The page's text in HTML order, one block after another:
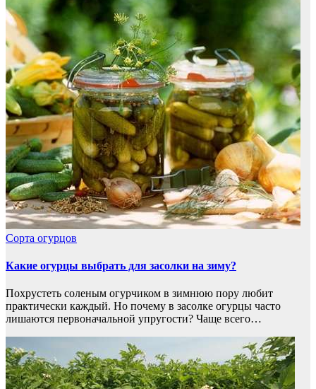
Сорта огурцов
Какие огурцы выбрать для засолки на зиму?
Похрустеть соленым огурчиком в зимнюю пору любит
практически каждый. Но почему в засолке огурцы часто
лишаются первоначальной упругости? Чаще всего…